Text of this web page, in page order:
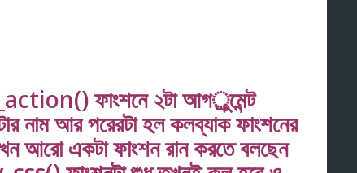
ফাংশনে ২টা আগর্ুমেন্ট
নাম আর পরেরটা হল কলব্যাক ফাংশনের
আরো একটা ফাংশন রান করতে বলছেন